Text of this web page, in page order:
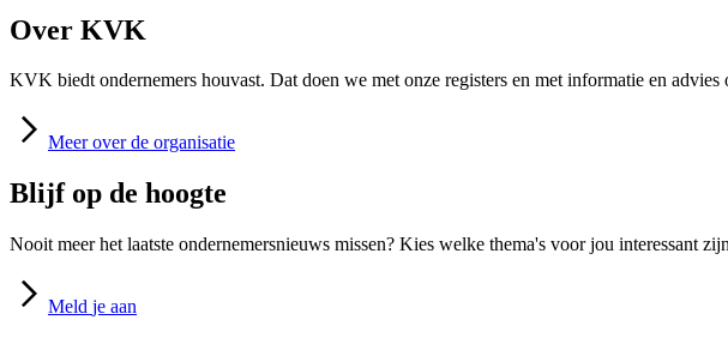
Over KVK
KVK biedt ondernemers houvast. Dat doen we met onze registers en met informatie en
Meer over de organisatie
Blijf op de hoogte
Nooit meer het laatste ondernemersnieuws missen? Kies welke thema's voor jou interessant
Meld je aan